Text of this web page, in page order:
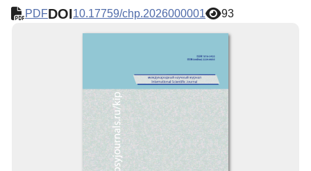
PDFDOI10.17759/chp.2026000001 93